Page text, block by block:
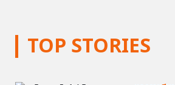
TOP STORIES